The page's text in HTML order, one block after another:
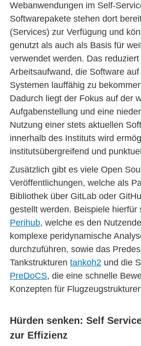
Webanwendungen im Self-
Softwarepakete stehen dort
(Services) zur Verfügung und
genutzt als auch als Basis für
verwendet werden. Das reduziert
Arbeitsaufwand, die Software
Systemen lauffähig zu
Dadurch liegt der Fokus auf der
Aufgabenstellung und eine
Nutzung einer stets aktuellen
innerhalb des Instituts wird
institutsübergreifend und
Zusätzlich gibt es viele Open
Veröffentlichungen, welche als
Bibliothek über GitLab oder
gestellt werden. Beispiele hierfür
Perihub, welche es den
komplexe peridynamische
durchzuführen, sowie das
Tankstrukturen tankoh2 und die
PreDoCS, die eine schnelle
Konzepten für
Hürden senken: Self
zur Effizienz